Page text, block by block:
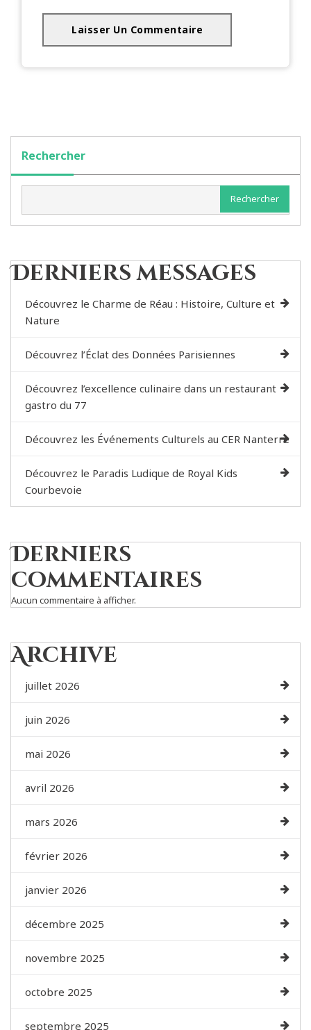
Rechercher
Rechercher
Derniers messages
Découvrez le Charme de Réau : Histoire, Culture et
Nature
Découvrez l’Éclat des Données Parisiennes
Découvrez l’excellence culinaire dans un restaurant
gastro du 77
Découvrez les Événements Culturels au CER Nanterre
Découvrez le Paradis Ludique de Royal Kids
Courbevoie
Derniers
commentaires
Aucun commentaire à afficher.
Archive
juillet 2026
juin 2026
mai 2026
avril 2026
mars 2026
février 2026
janvier 2026
décembre 2025
novembre 2025
octobre 2025
septembre 2025